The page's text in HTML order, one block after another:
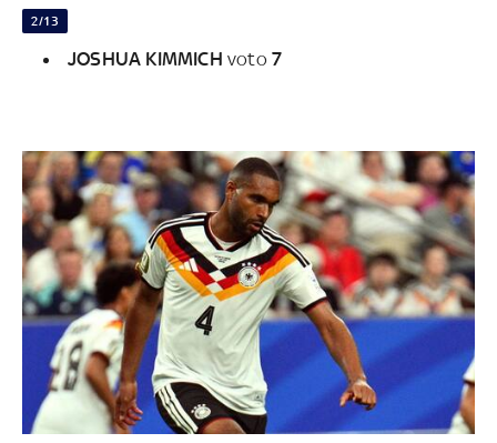
2/13
JOSHUA KIMMICH voto 7